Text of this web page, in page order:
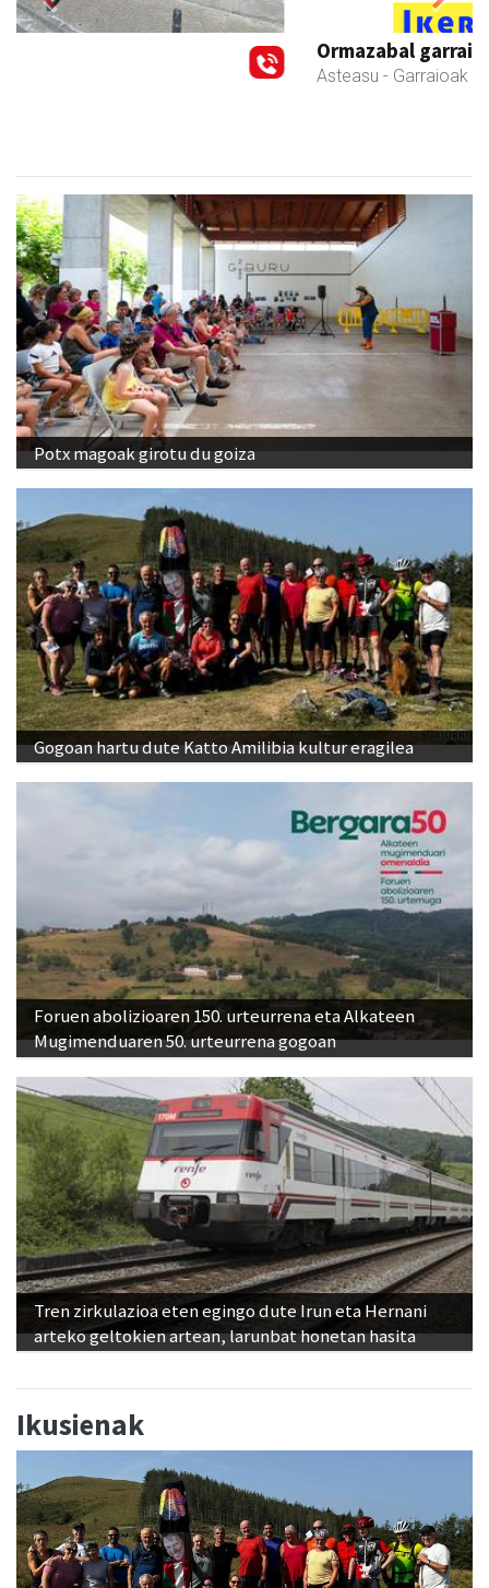
Previous Next
Potx magoak girotu du goiza
Gogoan hartu dute Katto Amilibia kultur eragilea
Foruen abolizioaren 150. urteurrena eta Alkateen
Mugimenduaren 50. urteurrena gogoan
Tren zirkulazioa eten egingo dute Irun eta Hernani
arteko geltokien artean, larunbat honetan hasita
Ikusienak